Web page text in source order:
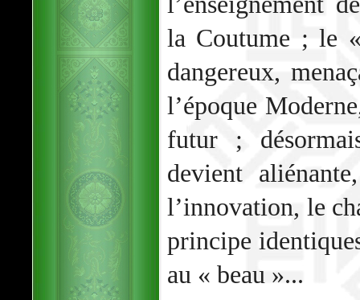
la Coutume ; le
dangereux,
l’époque
futur ;
devient
l’innovation, le
principe
au « beau »...